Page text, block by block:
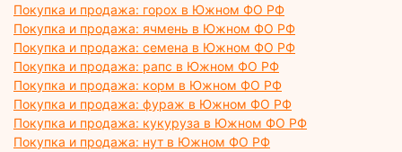
Покупка и продажа: горох в Южном ФО РФ
Покупка и продажа: ячмень в Южном ФО РФ
Покупка и продажа: семена в Южном ФО РФ
Покупка и продажа: рапс в Южном ФО РФ
Покупка и продажа: корм в Южном ФО РФ
Покупка и продажа: фураж в Южном ФО РФ
Покупка и продажа: кукуруза в Южном ФО РФ
Покупка и продажа: нут в Южном ФО РФ